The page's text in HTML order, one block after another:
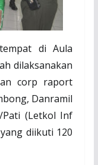
di Aula
dilaksanakan
corp raport
Danramil
Pati (Letkol Inf
diikuti 120